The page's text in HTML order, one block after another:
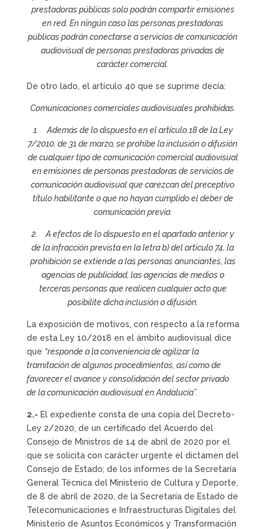
prestadoras públicas solo podrán compartir emisiones
en red. En ningún caso las personas prestadoras
públicas podrán conectarse a servicios de comunicación
audiovisual de personas prestadoras privadas de
carácter comercial.
De otro lado, el artículo 40 que se suprime decía:
Comunicaciones comerciales audiovisuales prohibidas.
1. Además de lo dispuesto en el artículo 18 de la Ley
7/2010, de 31 de marzo, se prohíbe la inclusión o difusión
de cualquier tipo de comunicación comercial audiovisual
en emisiones de personas prestadoras de servicios de
comunicación audiovisual que carezcan del preceptivo
título habilitante o que no hayan cumplido el deber de
comunicación previa.
2. A efectos de lo dispuesto en el apartado anterior y
de la infracción prevista en la letra b) del artículo 74, la
prohibición se extiende a las personas anunciantes, las
agencias de publicidad, las agencias de medios o
terceras personas que realicen cualquier acto que
posibilite dicha inclusión o difusión.
La exposición de motivos, con respecto a la reforma
de esta Ley 10/2018 en el ámbito audiovisual dice
que “responde a la conveniencia de agilizar la
tramitación de algunos procedimientos, así como de
favorecer el avance y consolidación del sector privado
de la comunicación audiovisual en Andalucía”.
2.- El expediente consta de una copia del Decreto-
Ley 2/2020, de un certificado del Acuerdo del
Consejo de Ministros de 14 de abril de 2020 por el
que se solicita con carácter urgente el dictamen del
Consejo de Estado; de los informes de la Secretaría
General Técnica del Ministerio de Cultura y Deporte,
de 8 de abril de 2020, de la Secretaría de Estado de
Telecomunicaciones e Infraestructuras Digitales del
Ministerio de Asuntos Económicos y Transformación